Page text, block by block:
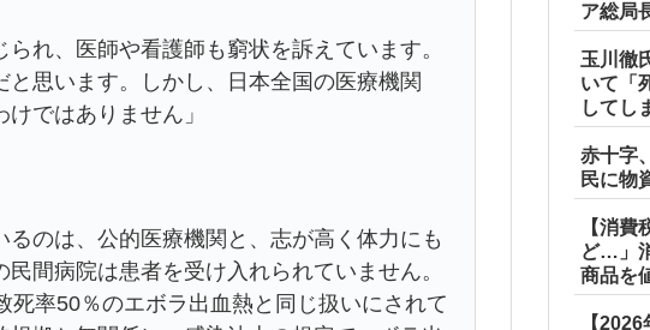
れ、医師や看護師も窮状を訴えています。
思います。しかし、日本全国の医療機関
ではありません」
のは、公的医療機関と、志が高く体力にも
間病院は患者を受け入れられていません。
率50％のエボラ出血熱と同じ扱いにされて
ア総局
玉川徹
いて「
してし
赤十字
民に物
【消
ど…」
商品を
【